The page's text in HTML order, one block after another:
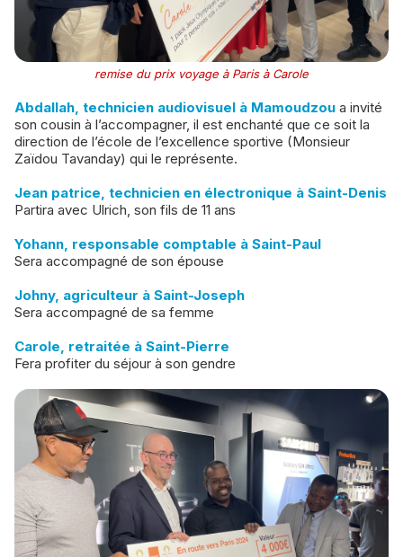
remise du prix voyage à Paris à Carole
Abdallah, technicien audiovisuel à Mamoudzou a invité
son cousin à l’accompagner, il est enchanté que ce soit la
direction de l’école de l’excellence sportive (Monsieur
Zaïdou Tavanday) qui le représente.
Jean patrice, technicien en électronique à Saint-Denis
Partira avec Ulrich, son fils de 11 ans
Yohann, responsable comptable à Saint-Paul
Sera accompagné de son épouse
Johny, agriculteur à Saint-Joseph
Sera accompagné de sa femme
Carole, retraitée à Saint-Pierre
Fera profiter du séjour à son gendre